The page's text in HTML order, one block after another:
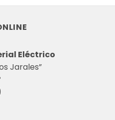
Eléctrico
Jarales”